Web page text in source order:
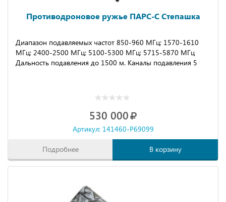
Противодроновое ружье ПАРС-С Степашка
Диапазон подавляемых частот 850-960 МГц; 1570-1610
МГц; 2400-2500 МГц; 5100-5300 МГц; 5715-5870 МГц
Дальность подавления до 1500 м. Каналы подавления 5
530 000
Артикул: 141460-P69099
Подробнее В корзину